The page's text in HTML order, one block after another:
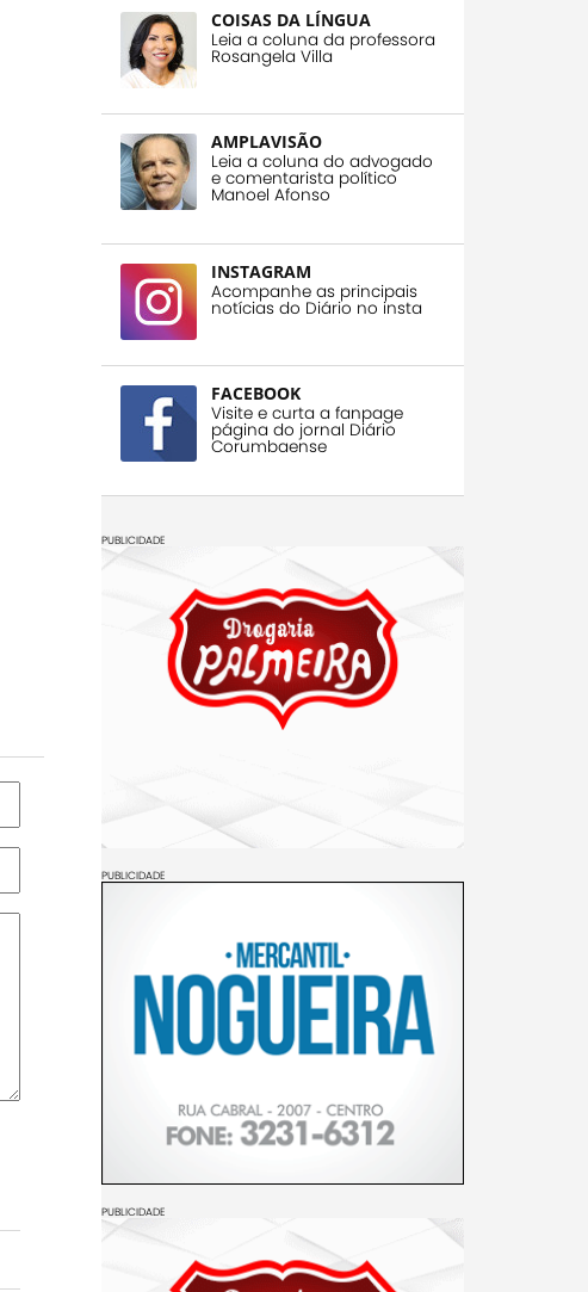
COISAS DA LÍNGUA
Leia a coluna da professora
Rosangela Villa
AMPLAVISÃO
Leia a coluna do advogado
e comentarista político
Manoel Afonso
INSTAGRAM
Acompanhe as principais
notícias do Diário no insta
FACEBOOK
Visite e curta a fanpage
página do jornal Diário
Corumbaense
PUBLICIDADE
PUBLICIDADE
PUBLICIDADE